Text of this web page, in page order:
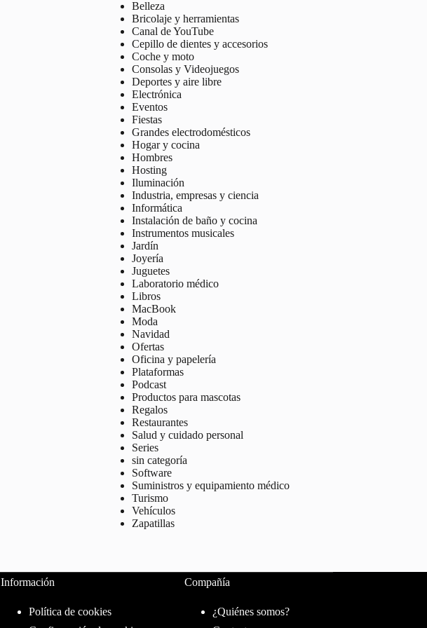
Belleza
Bricolaje y herramientas
Canal de YouTube
Cepillo de dientes y accesorios
Coche y moto
Consolas y Videojuegos
Deportes y aire libre
Electrónica
Eventos
Fiestas
Grandes electrodomésticos
Hogar y cocina
Hombres
Hosting
Iluminación
Industria, empresas y ciencia
Informática
Instalación de baño y cocina
Instrumentos musicales
Jardín
Joyería
Juguetes
Laboratorio médico
Libros
MacBook
Moda
Navidad
Ofertas
Oficina y papelería
Plataformas
Podcast
Productos para mascotas
Regalos
Restaurantes
Salud y cuidado personal
Series
sin categoría
Software
Suministros y equipamiento médico
Turismo
Vehículos
Zapatillas
Información
Política de cookies
Compañía
¿Quiénes somos?